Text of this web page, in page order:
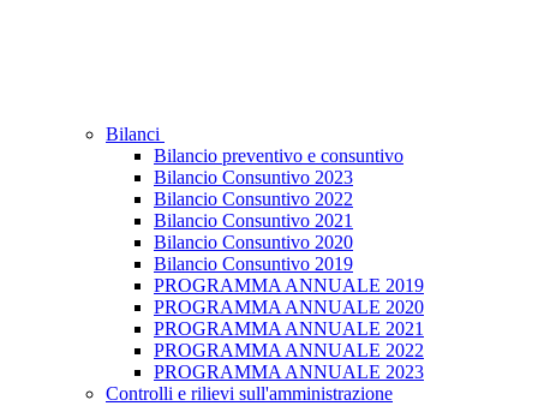
Bilanci
Bilancio preventivo e consuntivo
Bilancio Consuntivo 2023
Bilancio Consuntivo 2022
Bilancio Consuntivo 2021
Bilancio Consuntivo 2020
Bilancio Consuntivo 2019
PROGRAMMA ANNUALE 2019
PROGRAMMA ANNUALE 2020
PROGRAMMA ANNUALE 2021
PROGRAMMA ANNUALE 2022
PROGRAMMA ANNUALE 2023
Controlli e rilievi sull'amministrazione